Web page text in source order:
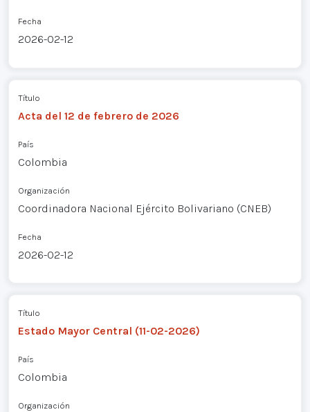
Fecha
2026-02-12
Título
Acta del 12 de febrero de 2026
País
Colombia
Organización
Coordinadora Nacional Ejército Bolivariano (CNEB)
Fecha
2026-02-12
Título
Estado Mayor Central (11-02-2026)
País
Colombia
Organización